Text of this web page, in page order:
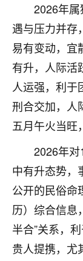
2026年
遇与压力并存
易有变动，宜
有升，人际活
人运强，利于
刑合交加，人
五月午火当旺
2026年
中有升态势，
公开的民俗命
历）综合信息
半合”关系，
贵人提携，尤
师，一开
做完，我
大学，只
康康的我
鹿森：
3小时前 来
付深
我是公司
三个，找
着我晋升
太岁还有
后，我以
职第一个
3000，非